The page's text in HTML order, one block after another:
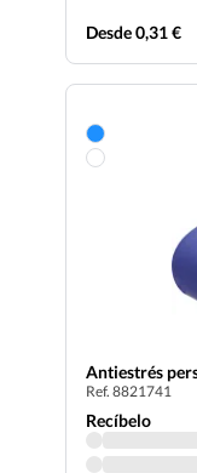
Desde 0,31 €
Antiestrés
Ref. 8821741
Recíbelo